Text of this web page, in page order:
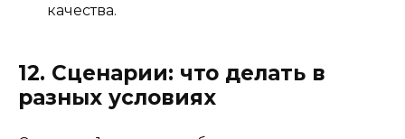
качества.
12. Сценарии: что делать в
разных условиях